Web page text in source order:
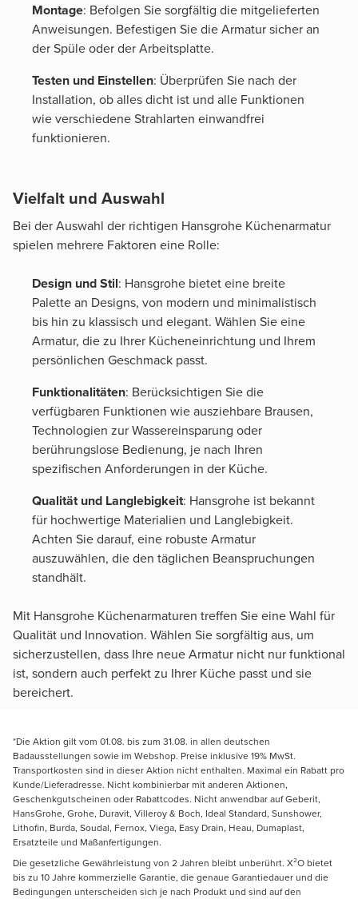
Montage: Befolgen Sie sorgfältig die mitgelieferten
Anweisungen. Befestigen Sie die Armatur sicher an
der Spüle oder der Arbeitsplatte.
Testen und Einstellen: Überprüfen Sie nach der
Installation, ob alles dicht ist und alle Funktionen
wie verschiedene Strahlarten einwandfrei
funktionieren.
Vielfalt und Auswahl
Bei der Auswahl der richtigen Hansgrohe Küchenarmatur
spielen mehrere Faktoren eine Rolle:
Design und Stil: Hansgrohe bietet eine breite
Palette an Designs, von modern und minimalistisch
bis hin zu klassisch und elegant. Wählen Sie eine
Armatur, die zu Ihrer Kücheneinrichtung und Ihrem
persönlichen Geschmack passt.
Funktionalitäten: Berücksichtigen Sie die
verfügbaren Funktionen wie ausziehbare Brausen,
Technologien zur Wassereinsparung oder
berührungslose Bedienung, je nach Ihren
spezifischen Anforderungen in der Küche.
Qualität und Langlebigkeit: Hansgrohe ist bekannt
für hochwertige Materialien und Langlebigkeit.
Achten Sie darauf, eine robuste Armatur
auszuwählen, die den täglichen Beanspruchungen
standhält.
Mit Hansgrohe Küchenarmaturen treffen Sie eine Wahl für
Qualität und Innovation. Wählen Sie sorgfältig aus, um
sicherzustellen, dass Ihre neue Armatur nicht nur funktional
ist, sondern auch perfekt zu Ihrer Küche passt und sie
bereichert.
*Die Aktion gilt vom 01.08. bis zum 31.08. in allen deutschen
Badausstellungen sowie im Webshop. Preise inklusive 19% MwSt.
Transportkosten sind in dieser Aktion nicht enthalten. Maximal ein Rabatt pro
Kunde/Lieferadresse. Nicht kombinierbar mit anderen Aktionen,
Geschenkgutscheinen oder Rabattcodes. Nicht anwendbar auf Geberit,
HansGrohe, Grohe, Duravit, Villeroy & Boch, Ideal Standard, Sunshower,
Lithofin, Burda, Soudal, Fernox, Viega, Easy Drain, Heau, Dumaplast,
Ersatzteile und Maßanfertigungen.
Die gesetzliche Gewährleistung von 2 Jahren bleibt unberührt. X²O bietet
bis zu 10 Jahre kommerzielle Garantie, die genaue Garantiedauer und die
Bedingungen unterscheiden sich je nach Produkt und sind auf den